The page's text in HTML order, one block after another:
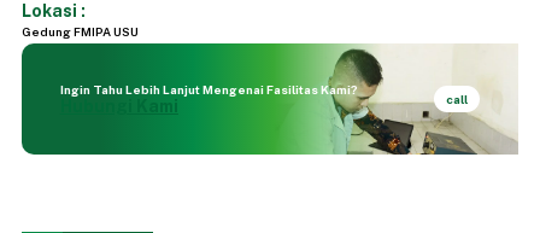
Lokasi :
Gedung FMIPA USU
Ingin Tahu Lebih Lanjut Mengenai Fasilitas Kami?
Hubungi Kami call